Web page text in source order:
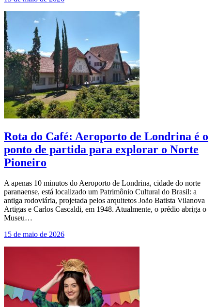
Rota do Café: Aeroporto de Londrina é o
ponto de partida para explorar o Norte
Pioneiro
A apenas 10 minutos do Aeroporto de Londrina, cidade do norte
paranaense, está localizado um Patrimônio Cultural do Brasil: a
antiga rodoviária, projetada pelos arquitetos João Batista Vilanova
Artigas e Carlos Cascaldi, em 1948. Atualmente, o prédio abriga o
Museu…
15 de maio de 2026